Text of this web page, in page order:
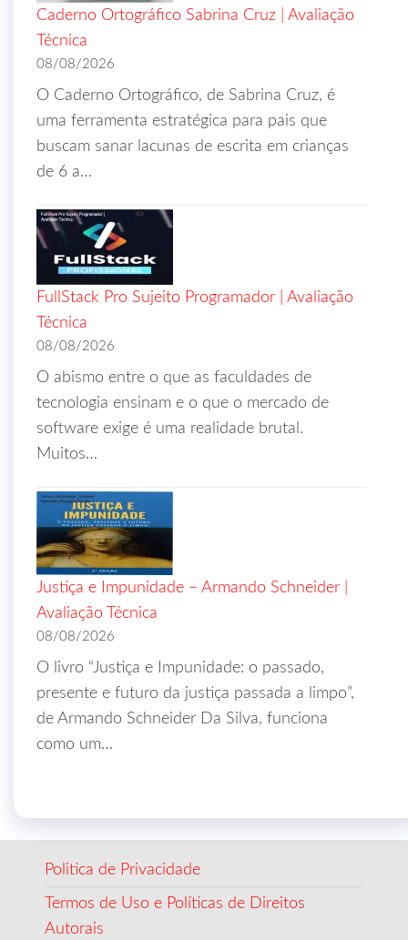
Caderno Ortográfico Sabrina Cruz | Avaliação
Técnica
08/08/2026
O Caderno Ortográfico, de Sabrina Cruz, é
uma ferramenta estratégica para pais que
buscam sanar lacunas de escrita em crianças
de 6 a…
FullStack Pro Sujeito Programador | Avaliação
Técnica
08/08/2026
O abismo entre o que as faculdades de
tecnologia ensinam e o que o mercado de
software exige é uma realidade brutal.
Muitos…
Justiça e Impunidade – Armando Schneider |
Avaliação Técnica
08/08/2026
O livro “Justiça e Impunidade: o passado,
presente e futuro da justiça passada a limpo”,
de Armando Schneider Da Silva, funciona
como um…
Politica de Privacidade
Termos de Uso e Políticas de Direitos
Autorais